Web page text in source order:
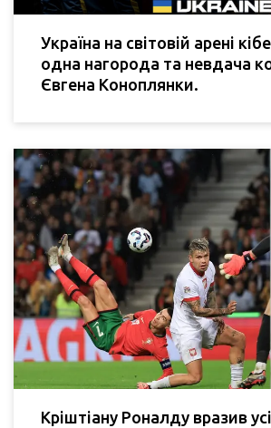
Україна на світовій арені
одна нагорода та невдача
Євгена Коноплянки.
Кріштіану Роналду вразив